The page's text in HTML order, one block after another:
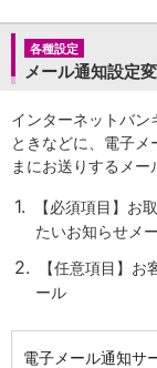
青森県
岩手県
宮城県
秋田県
山形県
福島県
茨城県
栃木県
群馬県
東京都
神奈川県
各種設定
メール通知設定
インターネットバン
ときなどに、電子
まにお送りするメー
1.
【必須項目】お
たいお知らせメ
2.
【任意項目】
ール
電子メール通知サ